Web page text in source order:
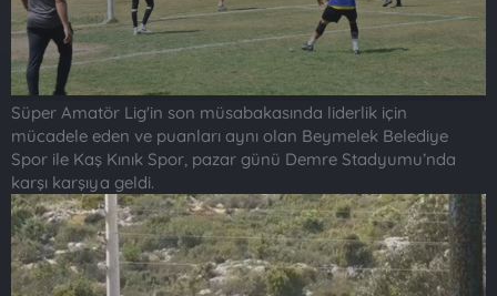
Süper Amatör Lig'in son müsabakasında liderlik için
mücadele eden ve puanları aynı olan Beymelek Belediye
Spor ile Kaş Kınık Spor, pazar günü Demre Stadyumu’nda
karşı karşıya geldi.